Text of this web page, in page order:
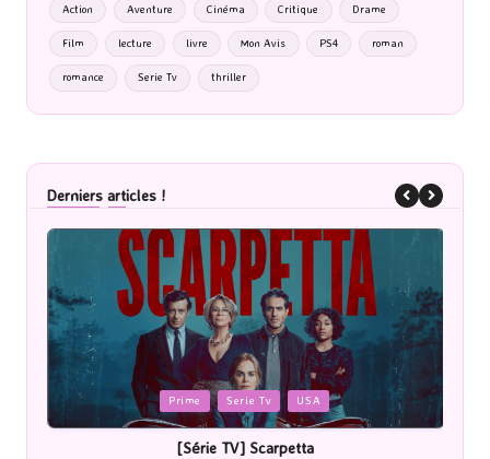
Action Aventure Cinéma Critique Drame
Film lecture livre Mon Avis PS4 roman
romance Serie Tv thriller
Derniers articles !
Posted
in
Cinéma
[Cinéma] Les Rayons et des ombres